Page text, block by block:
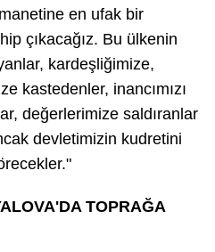
en ufak bir
çıkacağız. Bu ülkenin
kardeşliğimize,
kastedenler, inancımızı
değerlerimize saldıranlar
devletimizin kudretini
TOPRAĞA